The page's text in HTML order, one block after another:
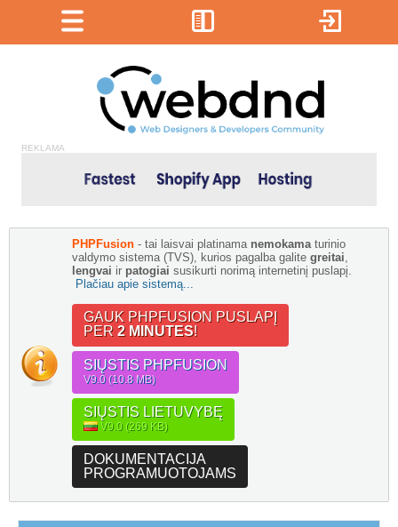
REKLAMA
PHPFusion - tai laisvai platinama nemokama turinio
valdymo sistema (TVS), kurios pagalba galite greitai
lengvai ir patogiai susikurti norimą internetinį puslapį.
Plačiau apie sistemą...
GAUK PHPFUSION PUSLAPĮ
PER 2 MINUTES!
SIŲSTIS PHPFUSION
V9.0 (10.8 MB)
SIŲSTIS LIETUVYBĘ
V9.0 (269 KB)
DOKUMENTACIJA
PROGRAMUOTOJAMS